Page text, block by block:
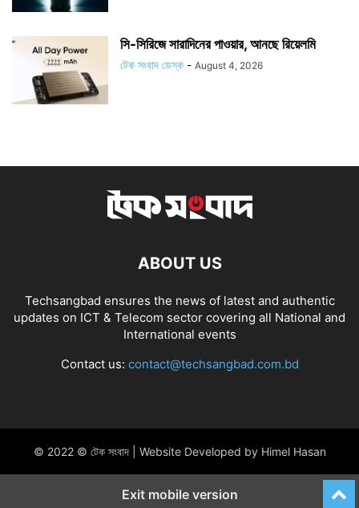
সি-সিরিজে সারাদিনের পাওয়ার, আনছে রিয়েলমি
টেক সংবাদ ডেস্ক - August 4, 2026
ABOUT US
Techsangbad ensures the news of latest and authentic
updates on ICT & Telecom sector covering all National and
International events
Contact us: contact@techsangbad.com.bd
© 2022 © টেক সংবাদ | Website Developed by Himel Hasan
Exit mobile version